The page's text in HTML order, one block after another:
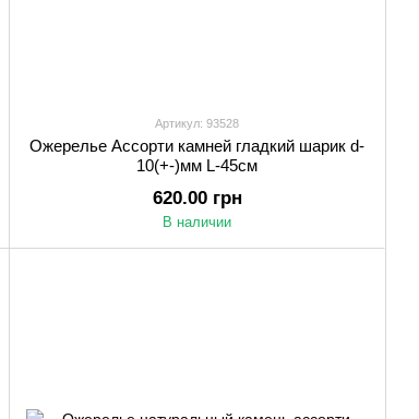
Артикул: 93528
Ожерелье Ассорти камней гладкий шарик d-
10(+-)мм L-45см
620.00 грн
В наличии